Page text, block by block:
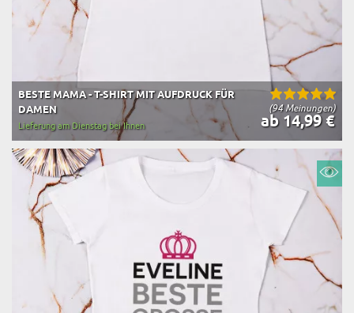
(94 Meinungen)
BESTE MAMA - T-SHIRT MIT AUFDRUCK FÜR
DAMEN
ab 14,99 €
Lieferung am Dienstag bei Ihnen